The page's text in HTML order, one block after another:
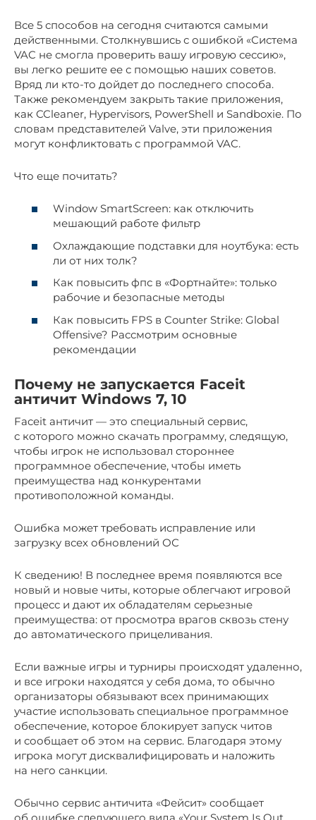
Все 5 способов на сегодня считаются самыми
действенными. Столкнувшись с ошибкой «Система
VAC не смогла проверить вашу игровую сессию»,
вы легко решите ее с помощью наших советов.
Вряд ли кто-то дойдет до последнего способа.
Также рекомендуем закрыть такие приложения,
как CCleaner, Hypervisors, PowerShell и Sandboxie. По
словам представителей Valve, эти приложения
могут конфликтовать с программой VAC.
Что еще почитать?
Window SmartScreen: как отключить
мешающий работе фильтр
Охлаждающие подставки для ноутбука: есть
ли от них толк?
Как повысить фпс в «Фортнайте»: только
рабочие и безопасные методы
Как повысить FPS в Counter Strike: Global
Offensive? Рассмотрим основные
рекомендации
Почему не запускается Faceit
античит Windows 7, 10
Faceit античит — это специальный сервис,
с которого можно скачать программу, следящую,
чтобы игрок не использовал стороннее
программное обеспечение, чтобы иметь
преимущества над конкурентами
противоположной команды.
Ошибка может требовать исправление или
загрузку всех обновлений ОС
К сведению! В последнее время появляются все
новый и новые читы, которые облегчают игровой
процесс и дают их обладателям серьезные
преимущества: от просмотра врагов сквозь стену
до автоматического прицеливания.
Если важные игры и турниры происходят удаленно,
и все игроки находятся у себя дома, то обычно
организаторы обязывают всех принимающих
участие использовать специальное программное
обеспечение, которое блокирует запуск читов
и сообщает об этом на сервис. Благодаря этому
игрока могут дисквалифицировать и наложить
на него санкции.
Обычно сервис античита «Фейсит» сообщает
об ошибке следующего вида «Your System Is Out